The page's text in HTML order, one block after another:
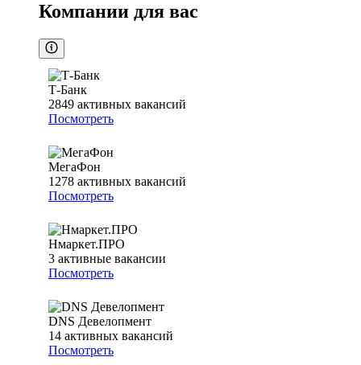
Компании для вас
Т-Банк
2849 активных вакансий
Посмотреть
МегаФон
1278 активных вакансий
Посмотреть
Нмаркет.ПРО
3 активные вакансии
Посмотреть
DNS Девелопмент
14 активных вакансий
Посмотреть